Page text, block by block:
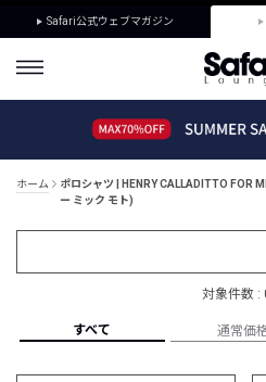
Safari公式ウェブマガジン
ホーム
ポロシャツ | HENRY CALLADITTO FOR
ー ミック モト)
対象件数 :
すべて 通常価